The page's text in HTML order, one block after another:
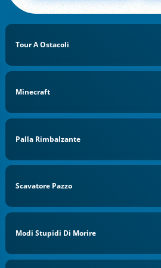
Tour A Ostacoli
Minecraft
Palla Rimbalzante
Scavatore Pazzo
Modi Stupidi Di Morire